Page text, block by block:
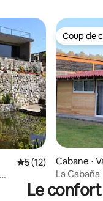
Évaluation
5 (12)
Coup de
Coup de
Cabane ⋅
La Cabaña
Le